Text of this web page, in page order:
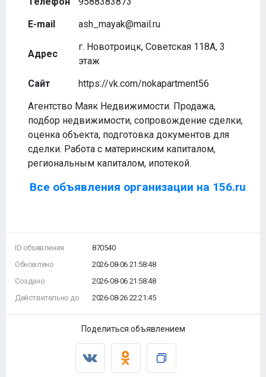
E-mail
ash_mayak@mail.ru
Адрес
г. Новотроицк, Советская 118А, 3
этаж
Сайт
https://vk.com/nokapartment56
Агентство Маяк Недвижимости. Продажа,
подбор недвижимости, сопровождение сделки,
оценка объекта, подготовка документов для
сделки. Работа с материнским капиталом,
региональным капиталом, ипотекой.
Все объявления организации на 156.ru
ID объявления
Обновлено
Создано
Действительно до
870540
2026-08-06 21:58:48
2026-08-06 21:58:48
2026-08-26 22:21:45
Поделиться объявлением